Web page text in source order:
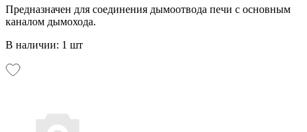
Предназначен для соединения дымоотвода печи с основным
каналом дымохода.
В наличии: 1 шт